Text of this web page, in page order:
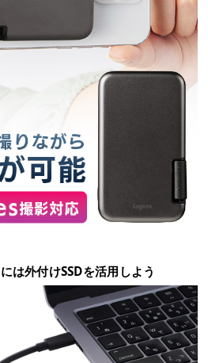
は外付けSSDを活用しよう